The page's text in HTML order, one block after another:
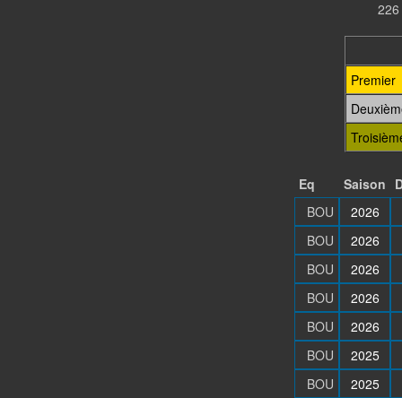
Premier
Eq Saison
BOU
2026
BOU
2026
BOU
2026
BOU
2026
BOU
2026
BOU
2025
BOU
2025